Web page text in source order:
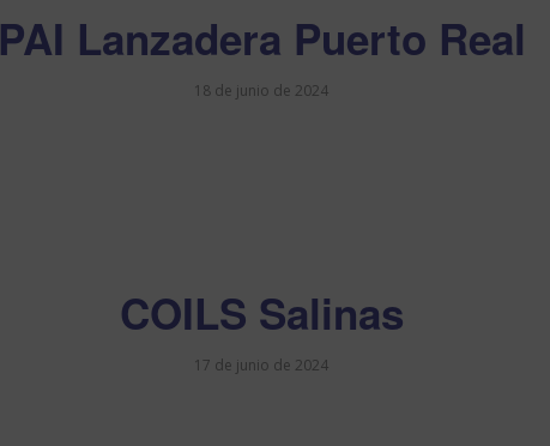
PAI Lanzadera Puerto Real
18 de junio de 2024
COILS Salinas
17 de junio de 2024